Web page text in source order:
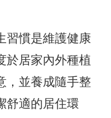
習慣是維護健康
於居家內外種植
，並養成隨手整
舒適的居住環